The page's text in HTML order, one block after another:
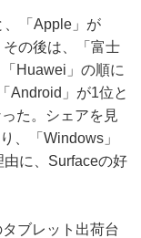
「Apple」が
の後は、「富士
Huawei」の順に
Android」が1位と
た。シェアを見
、「Windows」
に、Surfaceの好
ブレット出荷台